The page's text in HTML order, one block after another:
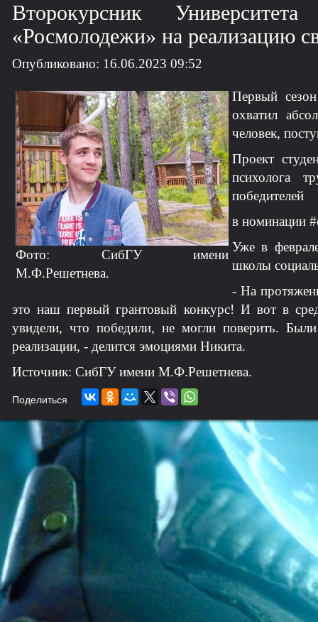
Второкурсник
«Росмолодежи» на реализацию
Опубликовано: 16.06.2023 09:52
Фото: СибГУ имени
М.Ф.Решетнева.
Первый
охватил
человек,
Проект
психолога
победителей
в номинации
Уже в
школы
- На
это наш первый грантовый конкурс! И вот в
увидели, что победили, не могли поверить.
реализации, - делится эмоциями Никита.
Источник: СибГУ имени М.Ф.Решетнева.
Поделиться